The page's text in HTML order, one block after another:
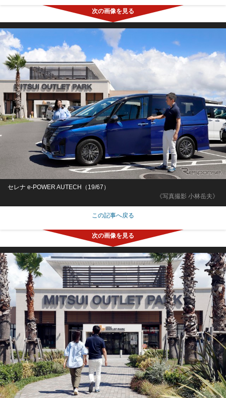
《写真撮影 小林岳夫》
セレナ e-POWER AUTECH（19/67）
この記事へ戻る